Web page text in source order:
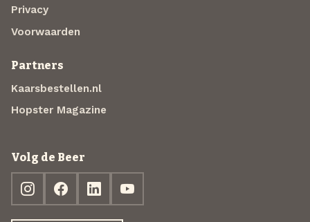
Privacy
Voorwaarden
Partners
Kaarsbestellen.nl
Hopster Magazine
Volg de Beer